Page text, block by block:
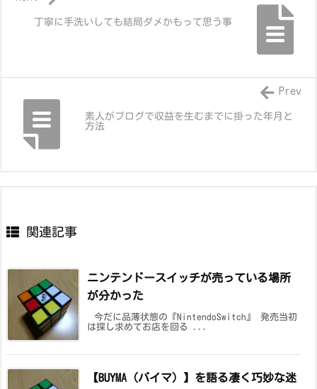
丁寧に手洗いしても結局ダメかもって思う事
素人がブログで収益を生むまでに掛った年月と
方法
Prev
関連記事
ニンテンドースイッチが売っている場所
が分かった
今だに品薄状態の『NintendoSwitch』 発売当初
は探し求めてお店を回る ...
【BUYMA（バイマ）】を語る凄く巧妙な迷